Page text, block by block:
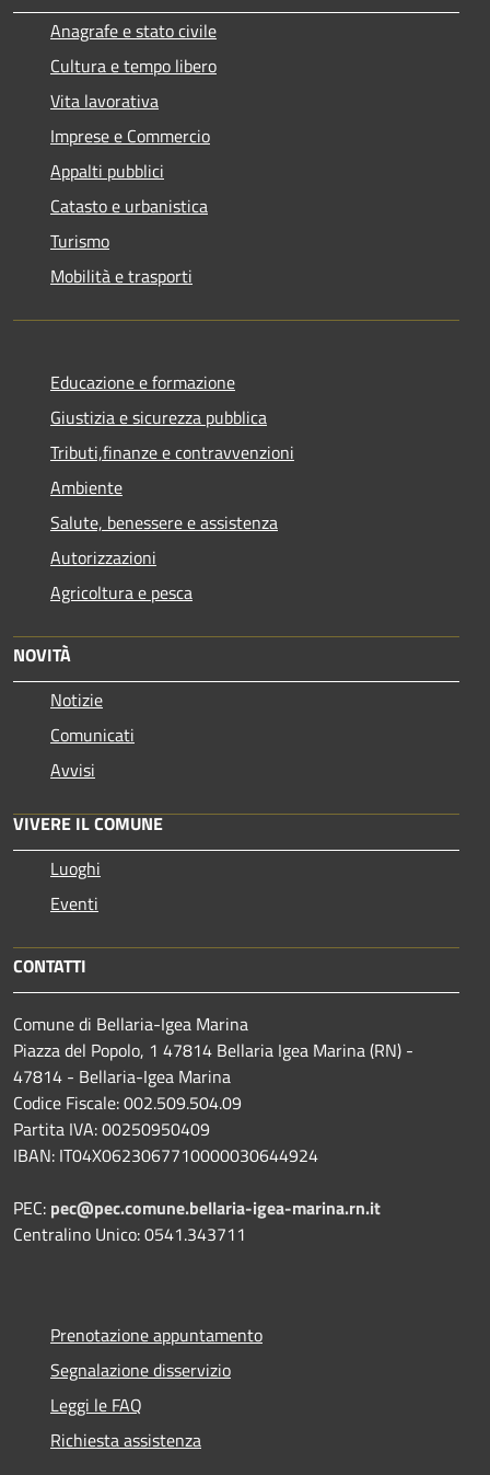
Anagrafe e stato civile
Cultura e tempo libero
Vita lavorativa
Imprese e Commercio
Appalti pubblici
Catasto e urbanistica
Turismo
Mobilità e trasporti
Educazione e formazione
Giustizia e sicurezza pubblica
Tributi,finanze e contravvenzioni
Ambiente
Salute, benessere e assistenza
Autorizzazioni
Agricoltura e pesca
NOVITÀ
Notizie
Comunicati
Avvisi
VIVERE IL COMUNE
Luoghi
Eventi
CONTATTI
Comune di Bellaria-Igea Marina
Piazza del Popolo, 1 47814 Bellaria Igea Marina (RN) -
47814 - Bellaria-Igea Marina
Codice Fiscale: 002.509.504.09
Partita IVA: 00250950409
IBAN: IT04X0623067710000030644924
PEC: pec@pec.comune.bellaria-igea-marina.rn.it
Centralino Unico: 0541.343711
Prenotazione appuntamento
Segnalazione disservizio
Leggi le FAQ
Richiesta assistenza